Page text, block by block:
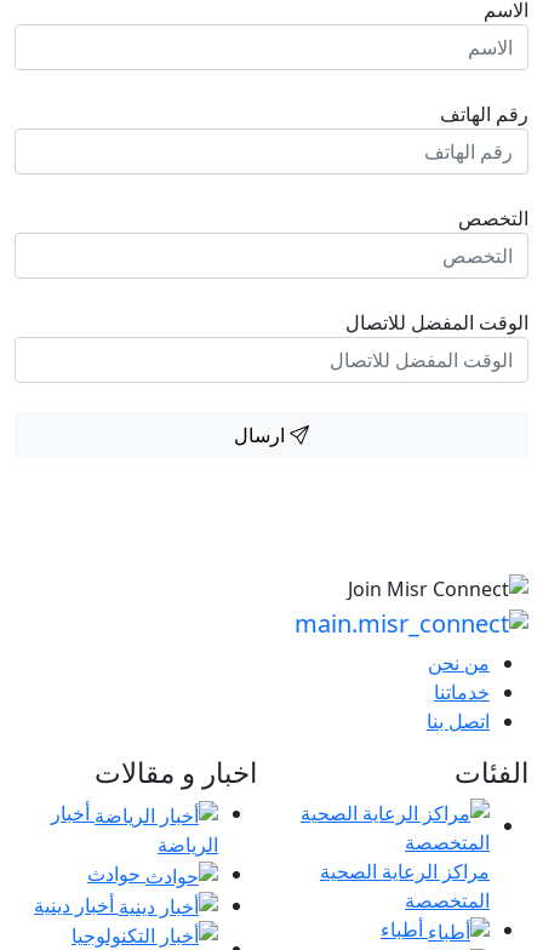
الاسم
رقم الهاتف
التخصص
الوقت المفضل للاتصال
ارسال
من نحن
خدماتنا
اتصل بنا
الفئات
مراكز الرعاية الصحية
المتخصصة
أطباء
اخبار و مقالات
أخبار
الرياضة
حوادث
أخبار دينية